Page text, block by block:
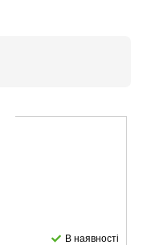
В наявності